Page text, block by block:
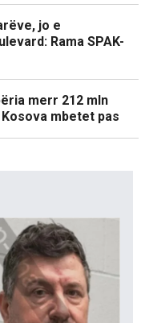
jo e
Rama SPAK-
merr 212 mln
mbetet pas